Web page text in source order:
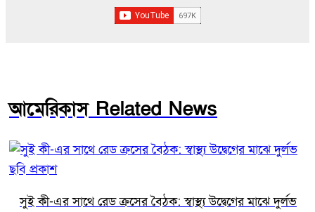
আমেরিকাস Related News
সুই কী-এর সাথে রেড ক্রসের বৈঠক: স্বাস্থ্য উদ্বেগের মাঝে দুর্লভ